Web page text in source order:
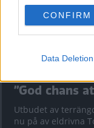
use your data for
consent section.
CONFIRM
Data Deletion
”God chans
Utbudet av
nu på av eldrivna